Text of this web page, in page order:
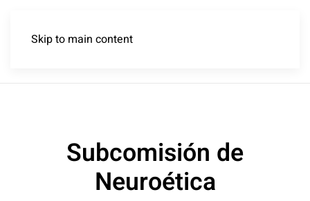
Skip to main content
Subcomisión de
Neuroética